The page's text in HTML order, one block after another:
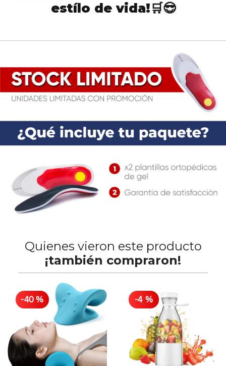
estílo de vida!🛒😎
Quienes vieron este producto
¡también compraron!
-40% -4 %